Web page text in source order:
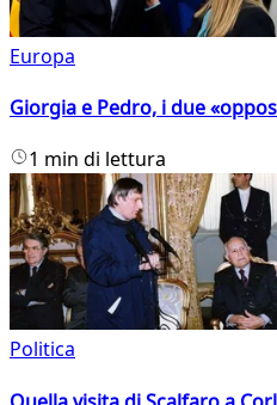
Europa
Giorgia e Pedro, i due
1 min di lettura
Politica